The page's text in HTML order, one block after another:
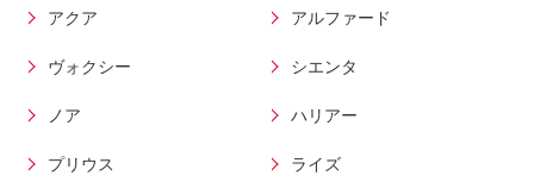
3
秒
今
ぐ
電
で
気
に
アクア アルファード
ヴォクシー シエンタ
ノア ハリアー
プリウス ライズ